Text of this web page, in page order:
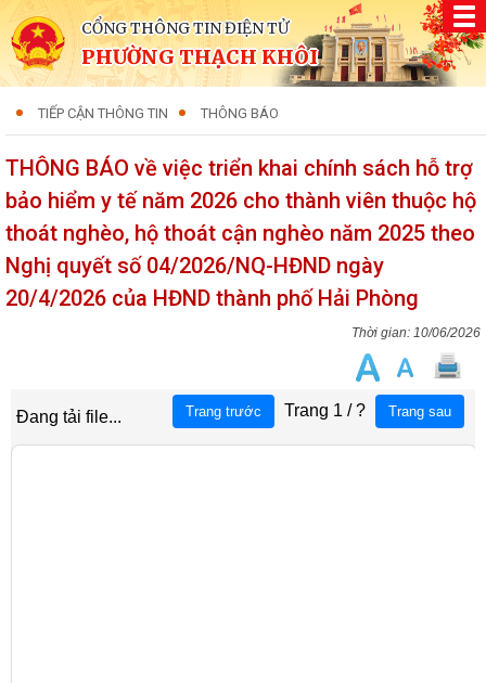
CỔNG THÔNG TIN ĐIỆN TỬ
PHƯỜNG THẠCH KHÔI
TIẾP CẬN THÔNG TIN THÔNG BÁO
THÔNG BÁO về việc triển khai chính sách hỗ trợ
bảo hiểm y tế năm 2026 cho thành viên thuộc hộ
thoát nghèo, hộ thoát cận nghèo năm 2025 theo
Nghị quyết số 04/2026/NQ-HĐND ngày
20/4/2026 của HĐND thành phố Hải Phòng
10/06/2026